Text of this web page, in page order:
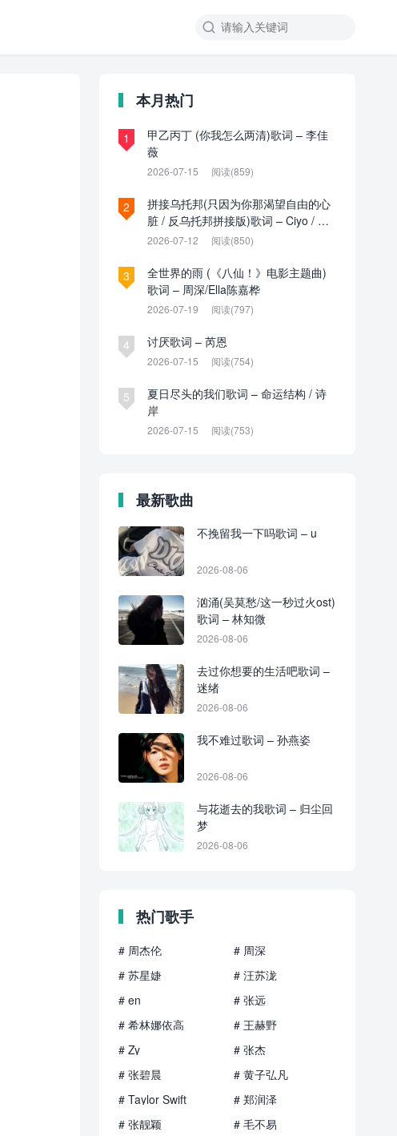

本月热门
1
甲乙丙丁 (你我怎么两清)歌词 – 李佳
薇
2026-07-15 阅读(859)
2
拼接乌托邦(只因为你那渴望自由的心
脏 / 反乌托邦拼接版)歌词 – Ciyo / 见
过夏天P / 乌托邦P
2026-07-12 阅读(850)
3
全世界的雨 (《八仙！》电影主题曲)
歌词 – 周深/Ella陈嘉桦
2026-07-19 阅读(797)
4 讨厌歌词 – 芮恩
2026-07-15 阅读(754)
5
夏日尽头的我们歌词 – 命运结构 / 诗
岸
2026-07-15 阅读(753)
最新歌曲
不挽留我一下吗歌词 – u
2026-08-06
汹涌(吴莫愁/这一秒过火ost)
歌词 – 林知微
2026-08-06
去过你想要的生活吧歌词 –
迷绪
2026-08-06
我不难过歌词 – 孙燕姿
2026-08-06
与花逝去的我歌词 – 归尘回
梦
2026-08-06
热门歌手
# 周杰伦
# 周深
# 苏星婕
# 汪苏泷
# en
# 张远
# 希林娜依高
# 王赫野
# Zy
# 张杰
# 张碧晨
# 黄子弘凡
# Taylor Swift
# 郑润泽
# 张靓颖
# 毛不易